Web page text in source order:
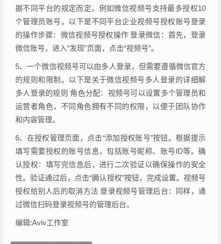
据不同平台的规定而定，例如微信视频号支持最多授权10
个管理员账号。以下是不同平台企业视频号授权账号登录
的操作步骤：微信视频号授权操作 登录微信：首先，登录
微信账号，进入“发现”页面，点击“视频号”。
5、一个微信视频号可以由多人登录，但需要遵循微信官方
的规则和限制。以下是关于微信视频号多人登录的详细解
多人登录的规则 角色分配：视频号可以设置多个管理员和
运营者角色，不同角色拥有不同的权限，以便于团队协作
和内容管理。
6、在授权管理页面，点击“添加授权账号”按钮。根据提示
填写需要授权的账号信息，包括账号昵称、账号ID等。确
认授权：填写完信息后，进行二次验证以确保操作的安全
性。验证通过后，点击“确认授权”按钮，完成设置。视频号
授权给别人后的取消方法 登录视频号管理后台：同样，通
过微信扫码登录视频号的管理后台。
编辑:Aviv工作室